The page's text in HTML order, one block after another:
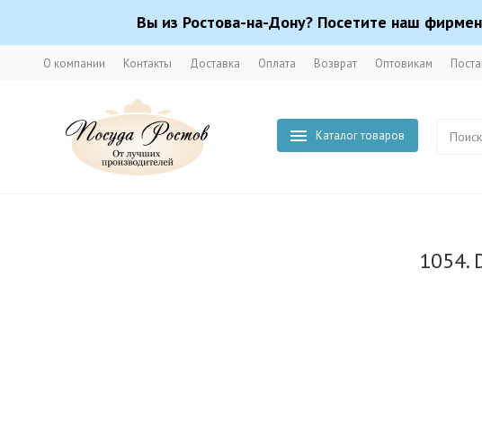
Вы из Ростова-на-Дону? Посетите наш
О компании Контакты Доставка Оплата Возврат Оптовикам
Каталог товаров
1054.